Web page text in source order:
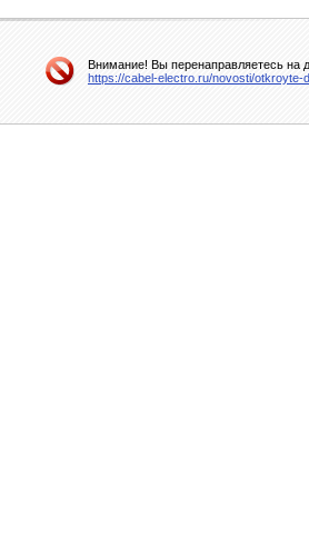
Внимание! Вы перенаправляетесь на
https://cabel-electro.ru/novosti/